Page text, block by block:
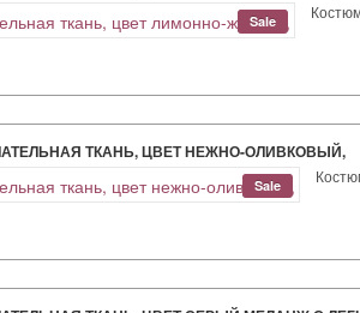
Sale
ТКАНЬ, ЦВЕТ НЕЖНО-ОЛИВКОВЫЙ,
Sale